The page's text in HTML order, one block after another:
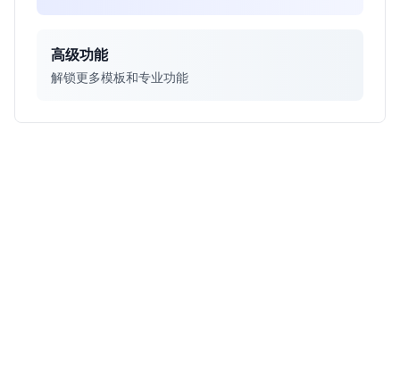
高级功能
解锁更多模板和专业功能